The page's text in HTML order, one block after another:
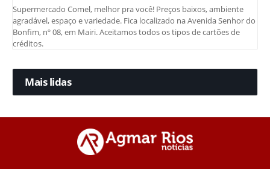
Supermercado Comel, melhor pra você! Preços baixos, ambiente
agradável, espaço e variedade. Fica localizado na Avenida Senhor do
Bonfim, nº 08, em Mairi. Aceitamos todos os tipos de cartões de
créditos.
Mais lidas